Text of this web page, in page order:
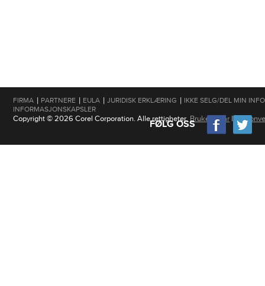
FIRMA | PARTNERE | EULA | JURIDISK ERKLÆRING | IKKE SELG/DEL MIN
INFORMASJONSKAPSLER
Copyright © 2026 Corel Corporation. Alle rettigheter. Brukervilkår |
FØLG OSS